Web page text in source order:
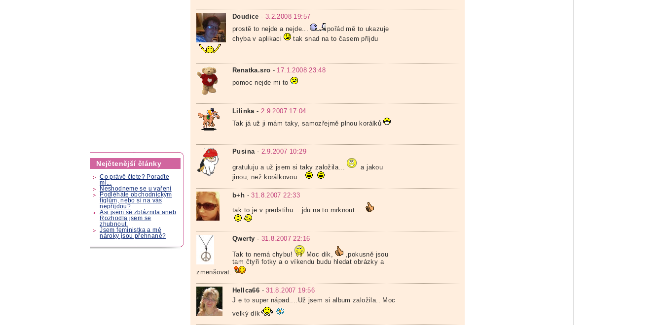
Nejčtenější články
Co právě čtete? Poraďte
mi...
Neshodneme se u vaření
Podléháte obchodnickým
fíglům, nebo si na vás
nepřijdou?
Asi jsem se zbláznila aneb
Rozhodla jsem se
zhubnout.
Jsem feministka a mé
nároky jsou přehnané?
Doudice - 3.2.2008 19:57
prostě to nejde a nejde...
pořád mě to ukazuje
chyba v aplikaci
tak snad na to časem příjdu
Renatka.sro - 17.1.2008 23:48
pomoc nejde mi to
Lilinka - 2.9.2007 17:04
Tak já už ji mám taky, samozřejmě plnou korálků
Pusina - 2.9.2007 10:29
gratuluju a už jsem si taky založila...
a jakou
jinou, než korálkovou...
b+h -31.8.2007 22:33
tak to je v predstihu... jdu na to mrknout....
Qwerty - 31.8.2007 22:16
Tak to nemá chybu! Moc dík,
,pokusně jsou
tam čtyři fotky a o víkendu budu hledat obrázky a
zmenšovat.
Hellca66 -31.8.2007 19:56
J e to super nápad....Už jsem si album založila.. Moc
velký dík